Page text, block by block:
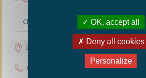
Chambellay
23 grande rue 49220 Chambellay
02 41 95 10 54
OK, accept all
Deny all cookies
Personalize